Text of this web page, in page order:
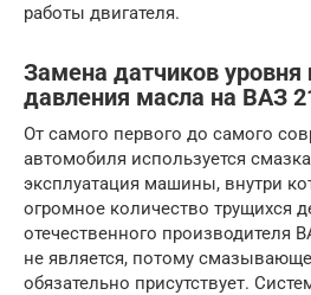
работы двигателя.
Замена датчиков уровня
давления масла на ВАЗ
От самого первого до самого
автомобиля используется
эксплуатация машины, внутри
огромное количество трущихся
отечественного производителя
не является, потому
обязательно присутствует.